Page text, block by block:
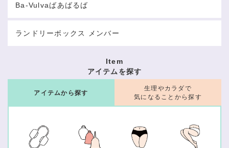
Ba-Vulvaばあばるば
ランドリーボックス メンバー
Item
アイテムを探す
アイテムから探す
生理やカラダで
気になることから探す